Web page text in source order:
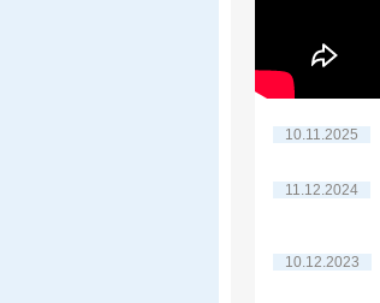
10.11.2025
11.12.2024
10.12.2023